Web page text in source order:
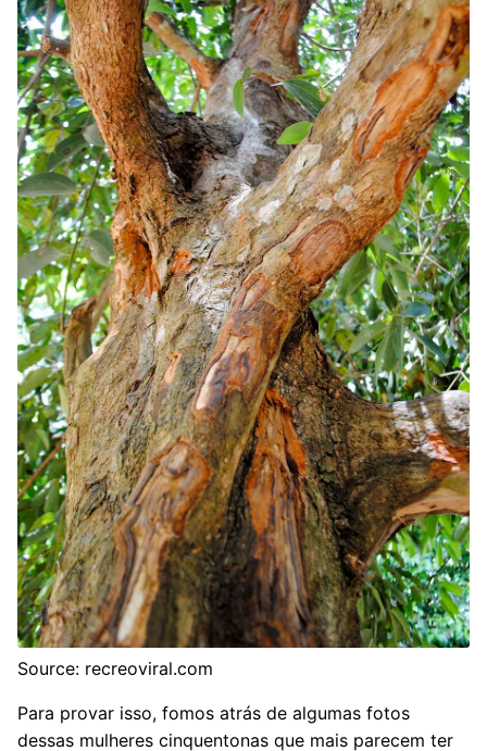
Source: recreoviral.com
Para provar isso, fomos atrás de algumas fotos
dessas mulheres cinquentonas que mais parecem ter